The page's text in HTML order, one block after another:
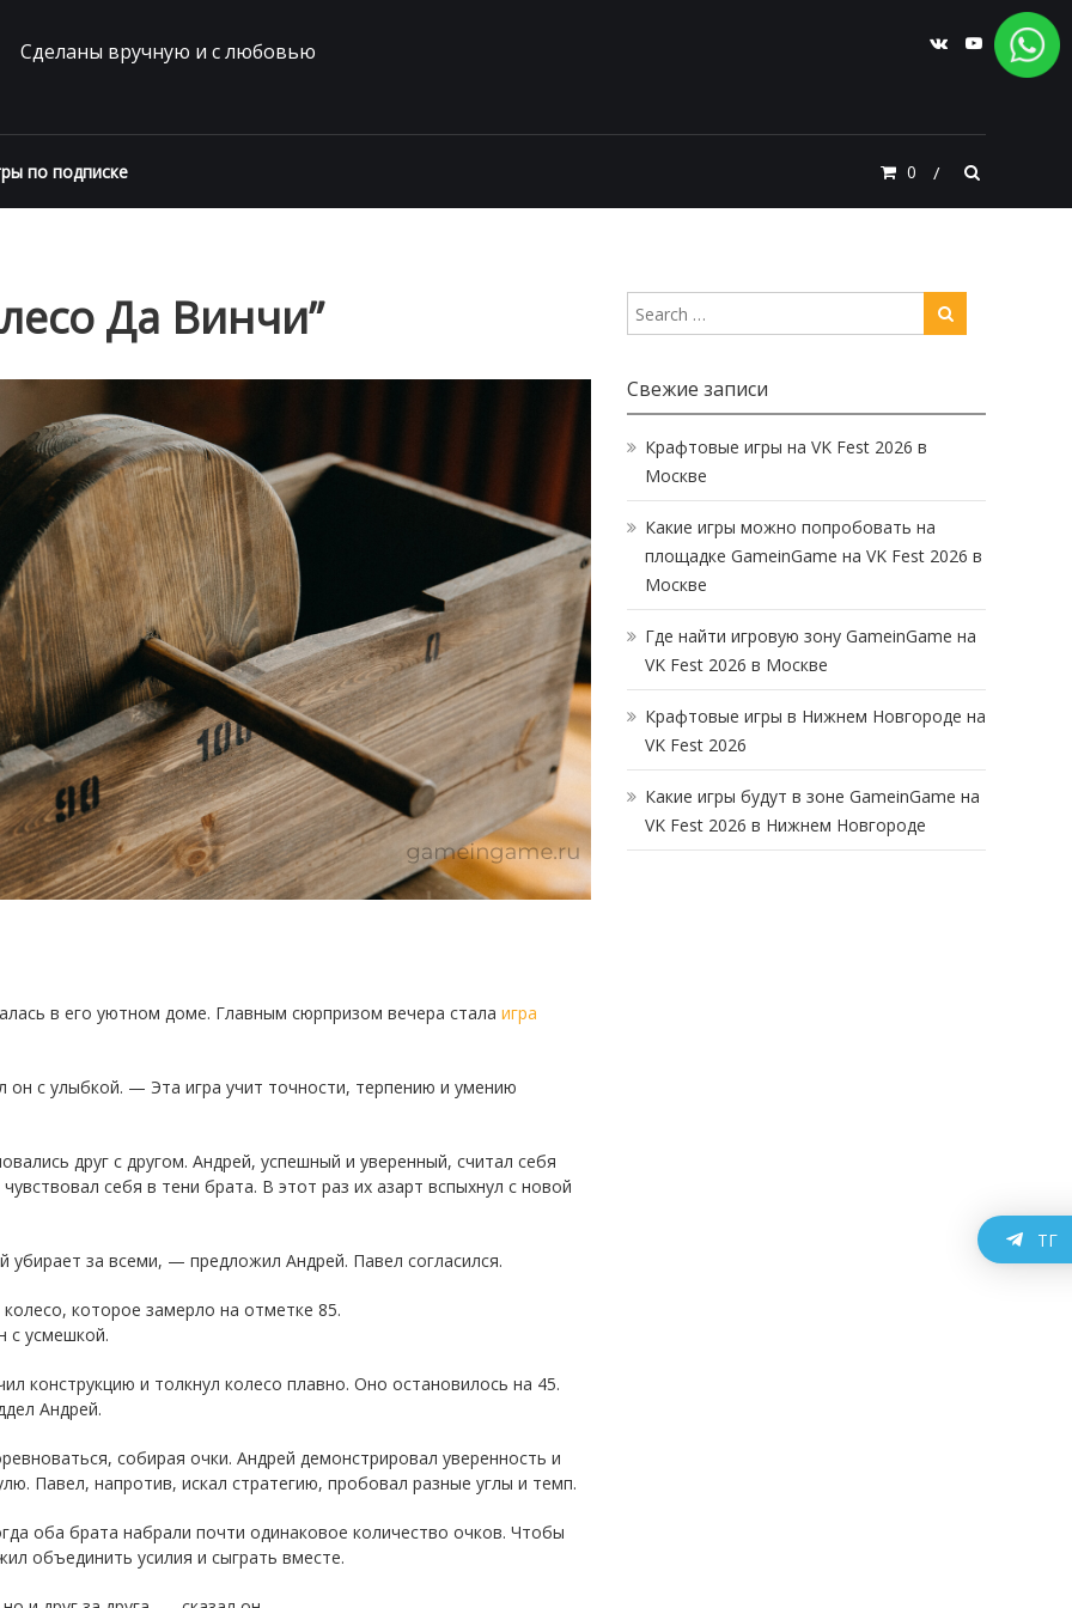
Сделаны вручную и с любовью
по подписке 0
Да Винчи”
в его уютном доме. Главным сюрпризом вечера стала игра
с улыбкой. — Эта игра учит точности, терпению и умению
друг с другом. Андрей, успешный и уверенный, считал себя
себя в тени брата. В этот раз их азарт вспыхнул с новой
за всеми, — предложил Андрей. Павел согласился.
которое замерло на отметке 85.
с усмешкой.
конструкцию и толкнул колесо плавно. Оно остановилось на 45.
Андрей.
собирая очки. Андрей демонстрировал уверенность и
Павел, напротив, искал стратегию, пробовал разные углы и темп.
оба брата набрали почти одинаковое количество очков. Чтобы
объединить усилия и сыграть вместе.
Свежие записи
Крафтовые игры на VK Fest 2026 в
Москве
Какие игры можно попробовать на
площадке GameinGame на VK Fest 2026 в
Москве
Где найти игровую зону GameinGame на
VK Fest 2026 в Москве
Крафтовые игры в Нижнем Новгороде на
VK Fest 2026
Какие игры будут в зоне GameinGame на
VK Fest 2026 в Нижнем Новгороде
ТГ